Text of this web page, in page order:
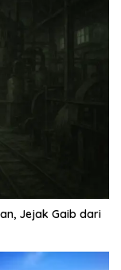
Jejak Gaib dari